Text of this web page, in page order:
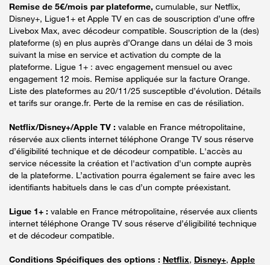
Remise de 5€/mois par plateforme, cumulable, sur Netflix,
Disney+, Ligue1+ et Apple TV en cas de souscription d’une offre
Livebox Max, avec décodeur compatible. Souscription de la (des)
plateforme (s) en plus auprès d’Orange dans un délai de 3 mois
suivant la mise en service et activation du compte de la
plateforme. Ligue 1+ : avec engagement mensuel ou avec
engagement 12 mois. Remise appliquée sur la facture Orange.
Liste des plateformes au 20/11/25 susceptible d’évolution. Détails
et tarifs sur orange.fr. Perte de la remise en cas de résiliation.
Netflix/Disney+/Apple TV : valable en France métropolitaine,
réservée aux clients internet téléphone Orange TV sous réserve
d’éligibilité technique et de décodeur compatible. L'accès au
service nécessite la création et l'activation d'un compte auprès
de la plateforme. L’activation pourra également se faire avec les
identifiants habituels dans le cas d’un compte préexistant.
Ligue 1+ : valable en France métropolitaine, réservée aux clients
internet téléphone Orange TV sous réserve d’éligibilité technique
et de décodeur compatible.
Conditions Spécifiques des options : Netflix, Disney+, Apple